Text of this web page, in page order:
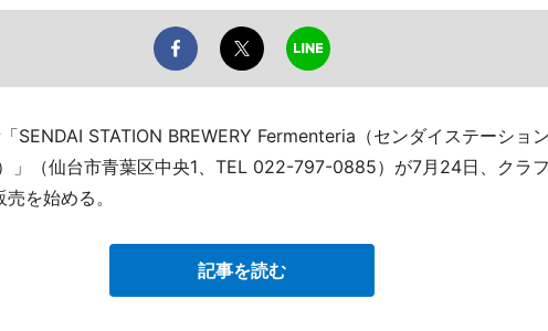
SENDAI STATION BREWERY Fermenteria（センダイステーショ
」（仙台市青葉区中央1、TEL 022-797-0885）が7月24日、クラ
を始める。
記事を読む